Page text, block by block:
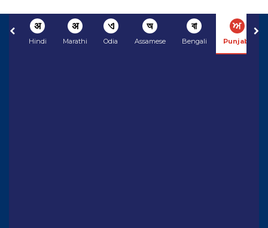
अ
Hindi
अ
Marathi
ଏ
Odia
অ
Assamese
বা
Bengali
ਅ
Punjabi